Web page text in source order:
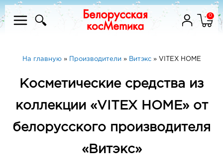
0
На главную» Производители » Витэкс» VITEX HOME
Косметические средства из
коллекции «VITEX HOME» от
белорусского производителя
«Витэкс»